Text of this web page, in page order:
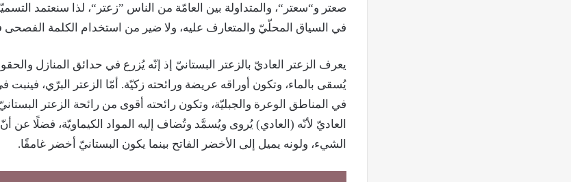
صعتر و“سعتر“، والمتداولة بين العامّة من الناس ”زعتر“، لذا سنعتمد
في السياق المحلّيّ والمتعارف عليه، ولا ضير من استخدام الكلمة
يعرف الزعتر العاديّ بالزعتر البستانيّ إذ إنّه يُزرع في حدائق المنازل
يُسقى بالماء، وتكون أوراقه عريضة ورائحته زكيّة. أمّا الزعتر البرّي،
في المناطق الوعرة والجبليّة، وتكون رائحته أقوى من رائحة الزعتر
العاديّ لأنّه (العادي) يُروى ويُسمَّد وتُضاف إليه المواد الكيماويّة، فضلًا عن
الشيء، ولونه يميل إلى الأخضر الفاتح بينما يكون البستانيّ أخضر غامقًا.